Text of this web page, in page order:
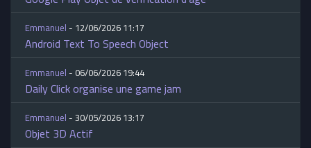
Emmanuel- 12/06/2026 11:17
Android Text To Speech Object
Emmanuel- 06/06/2026 19:44
Daily Click organise une game jam
Emmanuel- 30/05/2026 13:17
Objet 3D Actif